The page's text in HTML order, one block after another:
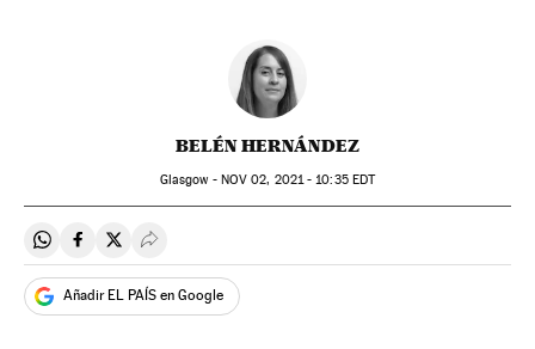
BELÉN HERNÁNDEZ
Glasgow - NOV 02, 2021 - 10:35EDT
Compartir en Whatsapp
Compartir en Facebook
Compartir en Twitter
Desplegar Redes Sociales
Añadir EL PAÍS en Google